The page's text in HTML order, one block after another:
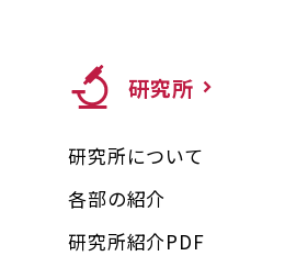
研究所
研究所について
各部の紹介
研究所紹介PDF